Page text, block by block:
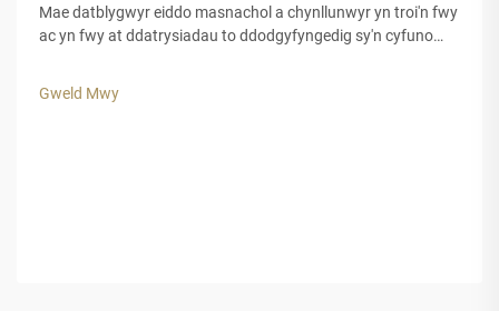
Mae datblygwyr eiddo masnachol a chynllunwyr yn troi'n fwy
ac yn fwy at ddatrysiadau to ddodgyfyngedig sy'n cyfuno
tropicaidd, hamdden...
Gweld Mwy